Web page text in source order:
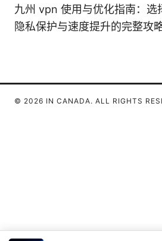
九州 vpn 使用与优化指南：选
隐私保护与速度提升的完整攻
© 2026 IN CANADA. ALL RIGHTS